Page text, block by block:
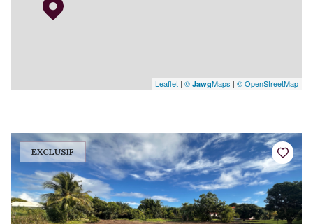
Leaflet | © JawgMaps | © OpenStreetMap
EXCLUSIF